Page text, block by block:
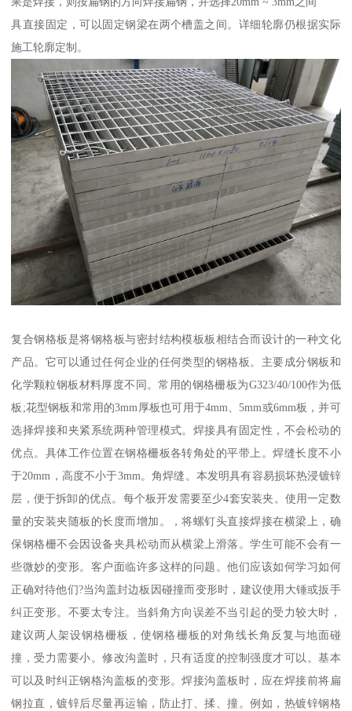
具直接固定，可以固定钢梁在两个槽盖之间。详细轮廓仍根据实际
施工轮廓定制。
复合钢格板是将钢格板与密封结构模板板相结合而设计的一种文化
产品。它可以通过任何企业的任何类型的钢格板。主要成分钢板和
化学颗粒钢板材料厚度不同。常用的钢格栅板为G323/40/100作为低
板;花型钢板和常用的3mm厚板也可用于4mm、5mm或6mm板，并可
选择焊接和夹紧系统两种管理模式。焊接具有固定性，不会松动的
优点。具体工作位置在钢格栅板各转角处的平带上。焊缝长度不小
于20mm，高度不小于3mm。角焊缝。本发明具有容易损坏热浸镀锌
层，便于拆卸的优点。每个板开发需要至少4套安装夹。使用一定数
量的安装夹随板的长度而增加。，将螺钉头直接焊接在横梁上，确
保钢格栅不会因设备夹具松动而从横梁上滑落。学生可能不会有一
些微妙的变形。客户面临许多这样的问题。他们应该如何学习如何
正确对待他们?当沟盖封边板因碰撞而变形时，建议使用大锤或扳手
纠正变形。不要太专注。当斜角方向误差不当引起的受力较大时，
建议两人架设钢格栅板，使钢格栅板的对角线长角反复与地面碰
撞，受力需要小。修改沟盖时，只有适度的控制强度才可以。基本
可以及时纠正钢格沟盖板的变形。焊接沟盖板时，应在焊接前将扁
钢拉直，镀锌后尽量再运输，防止打、揉、撞。例如，热镀锌钢格